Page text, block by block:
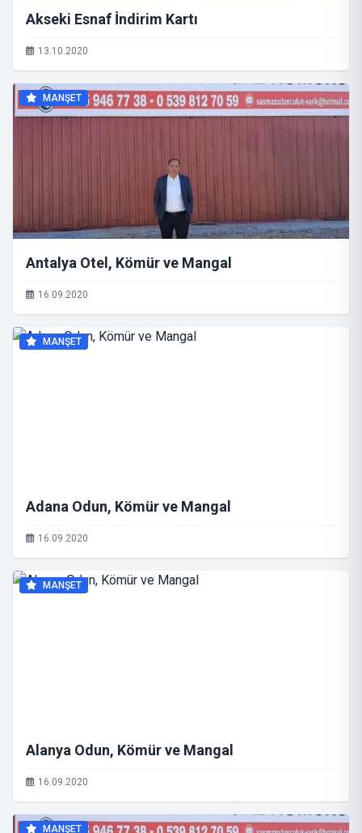
Akseki Esnaf İndirim Kartı
13.10.2020
MANŞET
Antalya Otel, Kömür ve Mangal
16.09.2020
MANŞET
Adana Odun, Kömür ve Mangal
16.09.2020
MANŞET
Alanya Odun, Kömür ve Mangal
16.09.2020
MANŞET